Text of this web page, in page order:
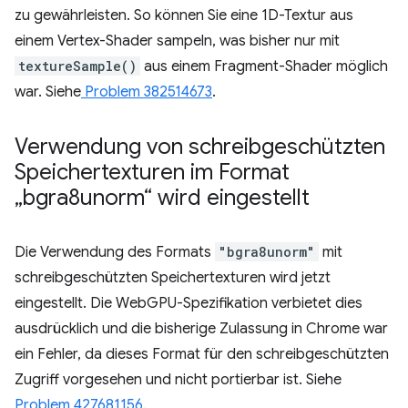
zu gewährleisten. So können Sie eine 1D-Textur aus
einem Vertex-Shader sampeln, was bisher nur mit
textureSample() aus einem Fragment-Shader möglich
war. Siehe Problem 382514673.
Verwendung von schreibgeschützten
Speichertexturen im Format
„bgra8unorm“ wird eingestellt
Die Verwendung des Formats "bgra8unorm" mit
schreibgeschützten Speichertexturen wird jetzt
eingestellt. Die WebGPU-Spezifikation verbietet dies
ausdrücklich und die bisherige Zulassung in Chrome war
ein Fehler, da dieses Format für den schreibgeschützten
Zugriff vorgesehen und nicht portierbar ist. Siehe